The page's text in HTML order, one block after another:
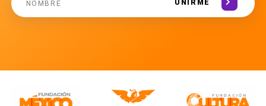
UNIRME